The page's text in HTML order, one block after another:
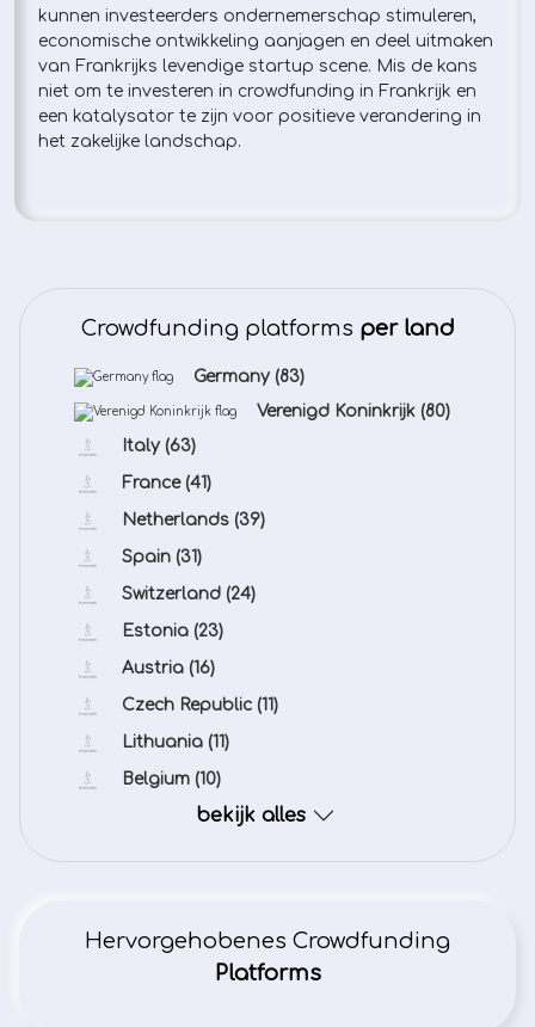
kunnen investeerders ondernemerschap stimuleren,
economische ontwikkeling aanjagen en deel uitmaken
van Frankrijks levendige startup scene. Mis de kans
niet om te investeren in crowdfunding in Frankrijk en
een katalysator te zijn voor positieve verandering in
het zakelijke landschap.
Crowdfunding platforms per land
Germany (83)
Verenigd Koninkrijk (80)
Italy (63)
France (41)
Netherlands (39)
Spain (31)
Switzerland (24)
Estonia (23)
Austria (16)
Czech Republic (11)
Lithuania (11)
Belgium (10)
bekijk alles
Hervorgehobenes Crowdfunding
Platforms